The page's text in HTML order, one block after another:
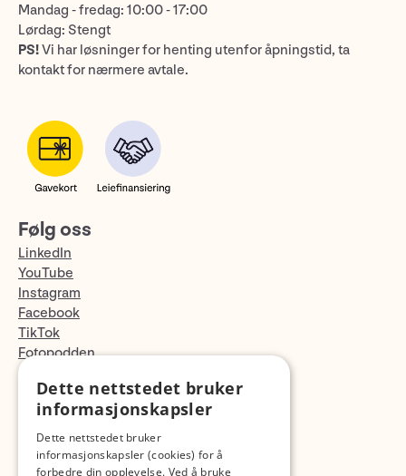
Mandag - fredag: 10:00 - 17:00
Lørdag: Stengt
PS!Vi har løsninger for henting utenfor åpningstid, ta
kontakt for nærmere avtale.
Følg oss
LinkedIn
YouTube
Instagram
Facebook
TikTok
Fotopodden
Med forbehold om skrive- og lagerfeil
Dette nettstedet bruker
informasjonskapsler
Dette nettstedet bruker
informasjonskapsler (cookies) for å
forbedre din opplevelse. Ved å bruke